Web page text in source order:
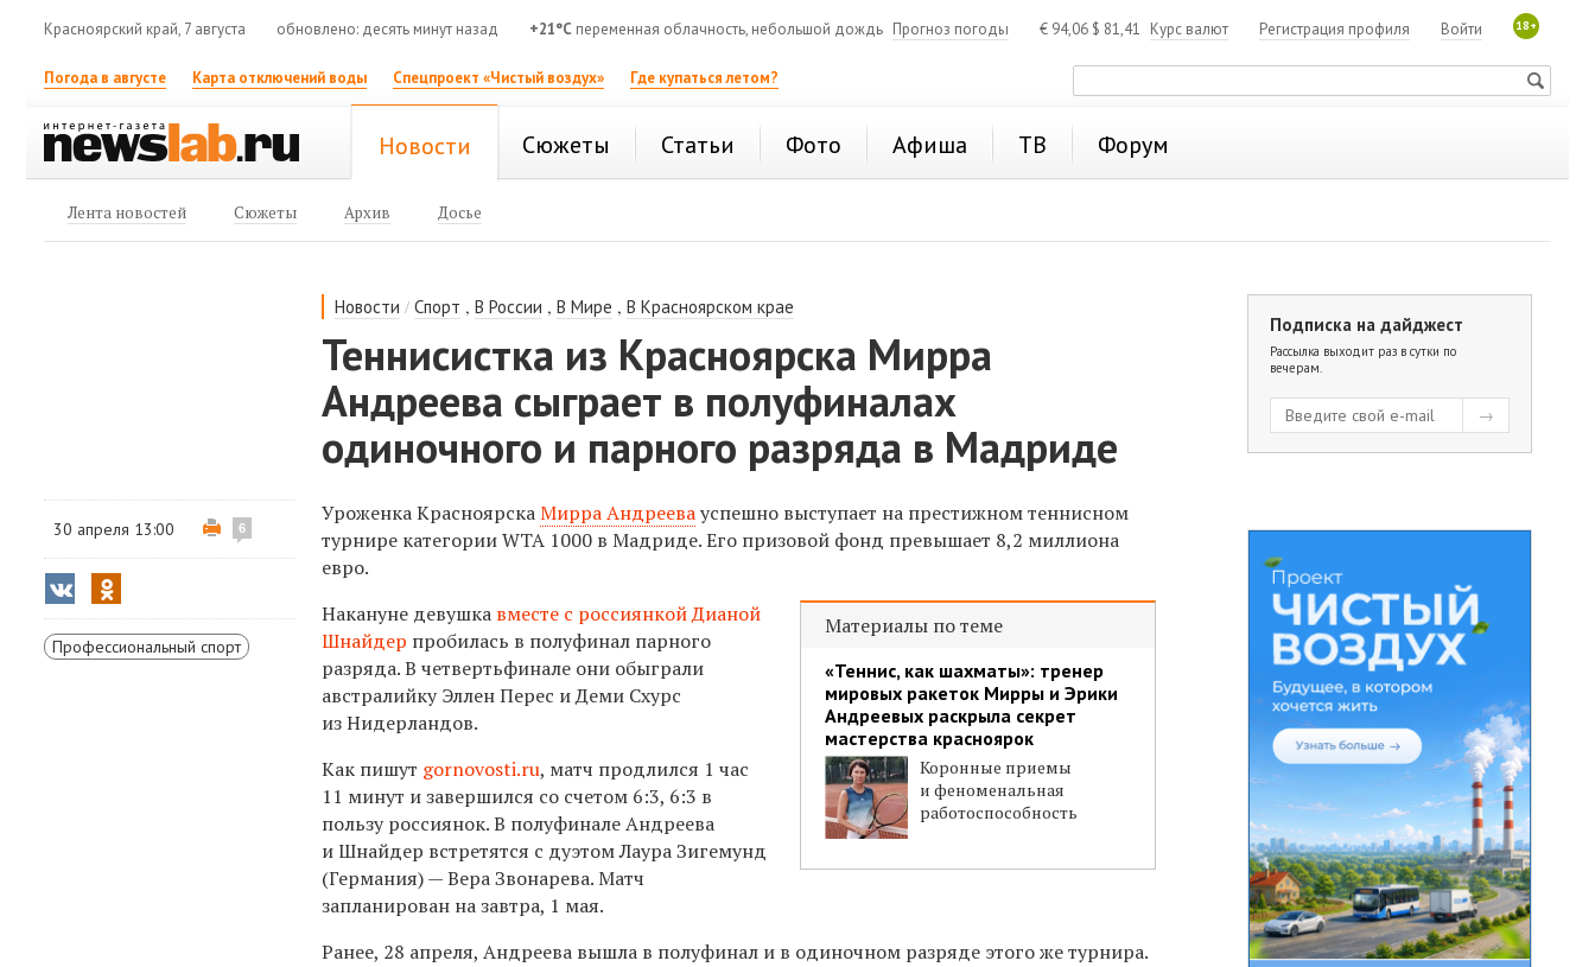
Красноярский край, 7 августа обновлено: десять минут назад +21°C переменная облачность, небольшой дождь Прогноз погоды € 94,06 $ 81,41 Курс валют 18+
Войти
Регистрация профиля
Погода в августе Карта отключений воды Спецпроект «Чистый воздух» Где купаться летом?
Новости Сюжеты Статьи Фото Афиша ТВ Форум
Лента новостей Сюжеты Архив Досье
Новости /Спорт ,В России ,В Мире ,В Красноярском крае
Теннисистка из Красноярска Мирра
Андреева сыграет в полуфиналах
одиночного и парного разряда в Мадриде
30 апреля 13:00 6
Профессиональный спорт
Уроженка КрасноярскаМирра Андреевауспешно выступает на престижном теннисном
турнире категории WTA 1000 в Мадриде. Его призовой фонд превышает 8,2 миллиона
евро.
Материалы по теме
«Теннис, как шахматы»: тренер
мировых ракеток Мирры и Эрики
Андреевых раскрыла секрет
мастерства красноярок
Коронные приемы
и феноменальная
работоспособность
Накануне девушка вместе с россиянкой Дианой
Шнайдер пробилась в полуфинал парного
разряда. В четвертьфинале они обыграли
австралийку Эллен Перес и Деми Схурс
из Нидерландов.
Как пишут gornovosti.ru, матч продлился 1 час
11 минут и завершился со счетом 6:3, 6:3 в
пользу россиянок. В полуфинале Андреева
и Шнайдер встретятся с дуэтом Лаура Зигемунд
(Германия) — Вера Звонарева. Матч
запланирован на завтра, 1 мая.
Ранее, 28 апреля, Андреева вышла в полуфинал и в одиночном разряде этого же турнира.
Подписка на дайджест
Рассылка выходит раз в сутки по
вечерам.